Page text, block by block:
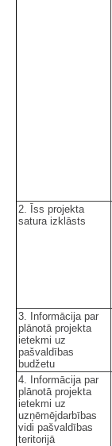
2. Īss projekta
satura izklāsts
3. Informācija par
plānotā projekta
ietekmi uz
pašvaldības
budžetu
4. Informācija par
plānotā projekta
ietekmi uz
uzņēmējdarbības
vidi pašvaldības
teritorijā